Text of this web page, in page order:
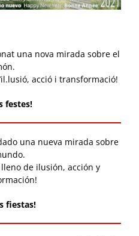
una nova mirada sobre el
acció i transformació!
festes!
una nueva mirada sobre
lleno de ilusión, acción y
fiestas!